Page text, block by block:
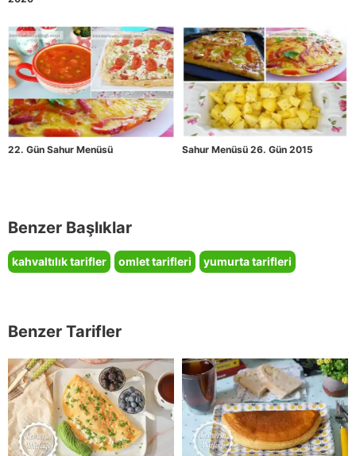
22. Gün Sahur Menüsü Sahur Menüsü 26. Gün 2015
Benzer Başlıklar
kahvaltılık tarifler omlet tarifleri yumurta tarifleri
Benzer Tarifler